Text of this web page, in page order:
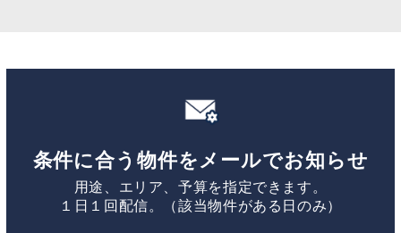
条件に合う物件をメールでお知らせ
用途、エリア、予算を指定できます。
１日１回配信。（該当物件がある日のみ）